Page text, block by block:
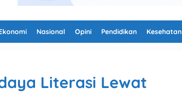
Nasional Opini Pendidikan Kesehatan
Literasi Lewat